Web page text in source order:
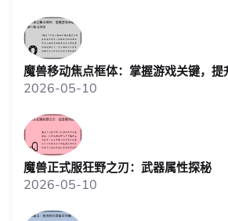
魔兽移动焦点框体：掌握游戏关键，提
2026-05-10
魔兽正式服狂野之刃：武器属性探秘
2026-05-10